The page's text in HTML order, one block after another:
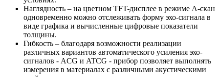
Наглядность – на цветном TFT-дисплее в режиме А-скан
одновременно можно отслеживать форму эхо-сигнала в
виде графика и вычисленные цифровые показатели
толщины.
Гибкость – благодаря возможности реализации
различных вариантов автоматического усиления эхо-
сигналов - ACG и ATCG - прибор позволяет выполнять
измерения в материалах с различными акустическими